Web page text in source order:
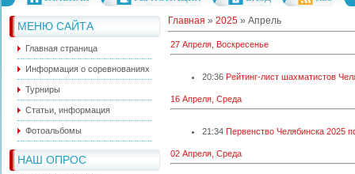
МЕНЮ САЙТА
Главная страница
Информация о соревнованиях
Турниры
Статьи, информация
Фотоальбомы
НАШ ОПРОС
Главная » 2025 » Апрель
27 Апреля, Воскресенье
20:36 Рейтинг-лист шахматистов
16 Апреля, Среда
21:34 Первенство Челябинска 2025
02 Апреля, Среда